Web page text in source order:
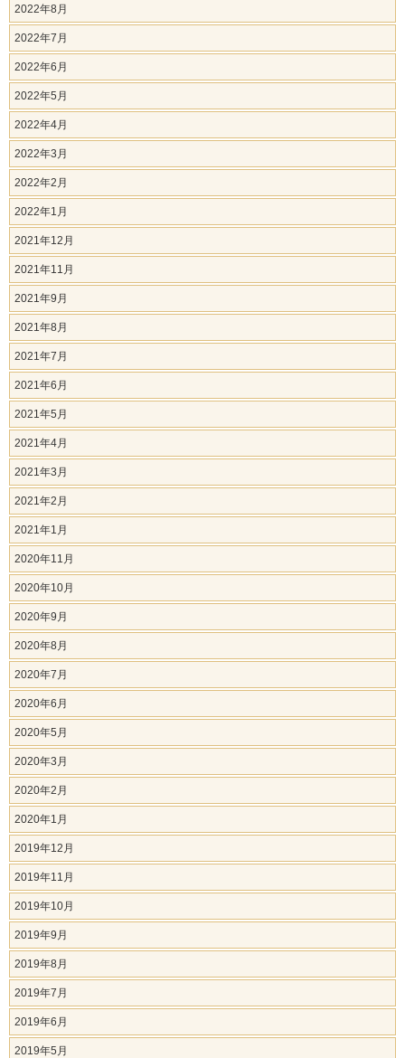
2022年8月
2022年7月
2022年6月
2022年5月
2022年4月
2022年3月
2022年2月
2022年1月
2021年12月
2021年11月
2021年9月
2021年8月
2021年7月
2021年6月
2021年5月
2021年4月
2021年3月
2021年2月
2021年1月
2020年11月
2020年10月
2020年9月
2020年8月
2020年7月
2020年6月
2020年5月
2020年3月
2020年2月
2020年1月
2019年12月
2019年11月
2019年10月
2019年9月
2019年8月
2019年7月
2019年6月
2019年5月